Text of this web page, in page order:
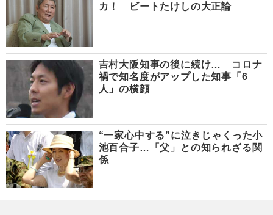
カ！ ビートたけしの大正論
吉村大阪知事の後に続け… コロナ
禍で知名度がアップした知事「6
人」の横顔
“一家心中する”に泣きじゃくった小
池百合子…「父」との知られざる関
係